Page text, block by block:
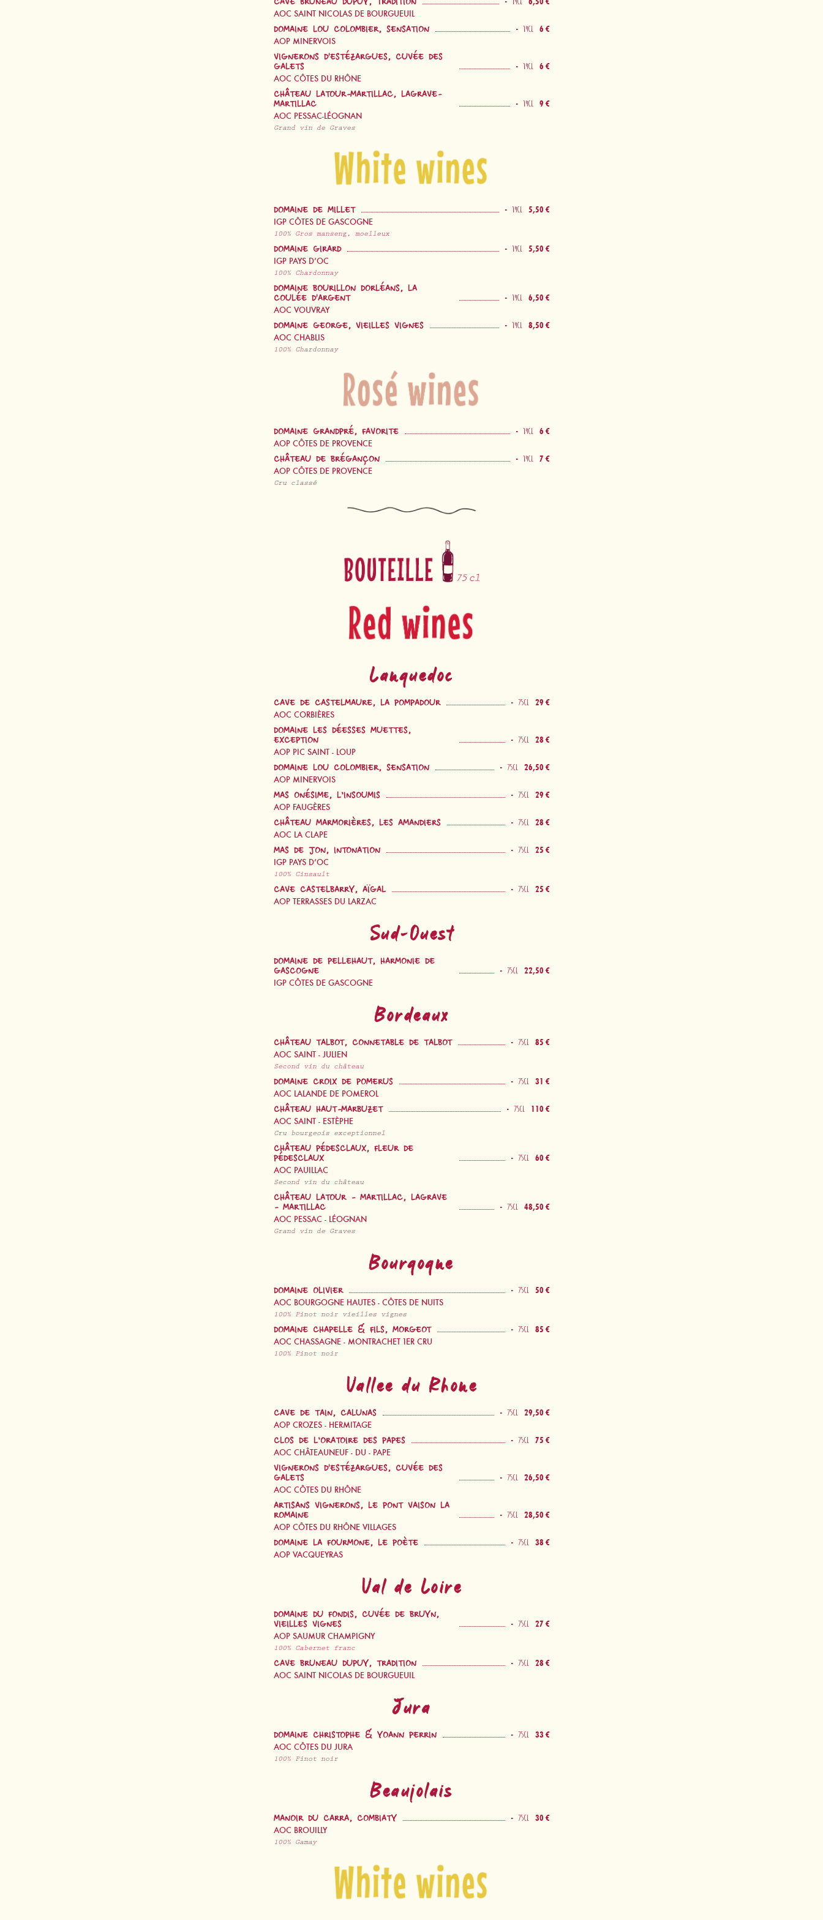
CAVE BRUNEAU DUPUY, TRADITION
AOC SAINT NICOLAS DE BOURGUEUIL
DOMAINE LOU COLOMBIER, SENSATION - 14CL 6 €
AOP MINERVOIS
VIGNERONS D'ESTÉZARGUES, CUVÉE DES
GALETS
- 14CL 6 €
AOC CÔTES DU RHÔNE
CHÂTEAU LATOUR-MARTILLAC, LAGRAVE-
MARTILLAC
- 14CL 9 €
AOC PESSAC-LÉOGNAN
Grand vin de Graves
Vinos blancos
DOMAINE DE MILLET - 14CL 5,50 €
IGP CÔTES DE GASCOGNE
100% Gros manseng, moelleux
DOMAINE GIRARD - 14CL 5,50 €
IGP PAYS D’OC
100% Chardonnay
DOMAINE BOURILLON DORLÉANS, LA
COULÉE D'ARGENT
- 14CL 6,50 €
AOC VOUVRAY
DOMAINE GEORGE, VIEILLES VIGNES - 14CL 8,50 €
AOC CHABLIS
100% Chardonnay
Vinos rosados
DOMAINE GRANDPRÉ, FAVORITE - 14CL 6 €
AOP CÔTES DE PROVENCE
CHÂTEAU DE BRÉGANÇON - 14CL 7 €
AOP CÔTES DE PROVENCE
Cru classé
Vino por botellas
Vinos rojos
Languedoc
CAVE DE CASTELMAURE, LA POMPADOUR - 75CL 29 €
AOC CORBIÈRES
DOMAINE LES DÉESSES MUETTES,
EXCEPTION
- 75CL 28 €
AOP PIC SAINT - LOUP
DOMAINE LOU COLOMBIER, SENSATION - 75CL 26,50 €
AOP MINERVOIS
MAS ONÉSIME, L’INSOUMIS - 75CL 29 €
AOP FAUGÈRES
CHÂTEAU MARMORIÈRES, LES AMANDIERS - 75CL 28 €
AOC LA CLAPE
MAS DE JON, INTONATION - 75CL 25 €
IGP PAYS D’OC
100% Cinsault
CAVE CASTELBARRY, AÏGAL - 75CL 25 €
AOP TERRASSES DU LARZAC
Sud-Ouest
DOMAINE DE PELLEHAUT, HARMONIE DE
GASCOGNE
- 75CL 22,50 €
IGP CÔTES DE GASCOGNE
Bordeaux
CHÂTEAU TALBOT, CONNETABLE DE TALBOT - 75CL 85 €
AOC SAINT - JULIEN
Second vin du château
DOMAINE CROIX DE POMERUS - 75CL 31 €
AOC LALANDE DE POMEROL
CHÂTEAU HAUT-MARBUZET - 75CL 110 €
AOC SAINT - ESTÈPHE
Cru bourgeois exceptionnel
CHÂTEAU PÉDESCLAUX, FLEUR DE
PÉDESCLAUX
- 75CL 60 €
AOC PAUILLAC
Second vin du château
CHÂTEAU LATOUR - MARTILLAC, LAGRAVE
- MARTILLAC
- 75CL 48,50 €
AOC PESSAC - LÉOGNAN
Grand vin de Graves
Bourgogne
DOMAINE OLIVIER - 75CL 50 €
AOC BOURGOGNE HAUTES - CÔTES DE NUITS
100% Pinot noir vieilles vignes
DOMAINE CHAPELLE & FILS, MORGEOT - 75CL 85 €
AOC CHASSAGNE - MONTRACHET 1ER CRU
100% Pinot noir
Vallee du Rhone
CAVE DE TAIN, CALUNAS - 75CL 29,50 €
AOP CROZES - HERMITAGE
CLOS DE L’ORATOIRE DES PAPES - 75CL 75 €
AOC CHÂTEAUNEUF - DU - PAPE
VIGNERONS D'ESTÉZARGUES, CUVÉE DES
GALETS
- 75CL 26,50 €
AOC CÔTES DU RHÔNE
ARTISANS VIGNERONS, LE PONT VAISON LA
ROMAINE
- 75CL 28,50 €
AOP CÔTES DU RHÔNE VILLAGES
DOMAINE LA FOURMONE, LE POÈTE - 75CL 38 €
AOP VACQUEYRAS
Val de Loire
DOMAINE DU FONDIS, CUVÉE DE BRUYN,
VIEILLES VIGNES
- 75CL 27 €
AOP SAUMUR CHAMPIGNY
100% Cabernet franc
CAVE BRUNEAU DUPUY, TRADITION - 75CL 28 €
AOC SAINT NICOLAS DE BOURGUEUIL
Jura
DOMAINE CHRISTOPHE & YOANN PERRIN - 75CL 33 €
AOC CÔTES DU JURA
100% Pinot noir
Beaujolais
MANOIR DU CARRA, COMBIATY - 75CL 30 €
AOC BROUILLY
100% Gamay
Vinos blancos